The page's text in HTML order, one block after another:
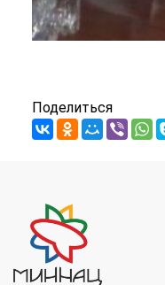
Поделиться